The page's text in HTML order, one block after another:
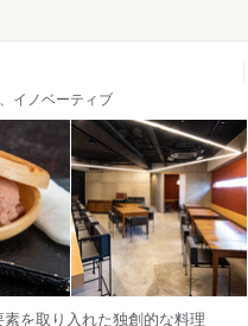
イノベーティブ
を取り入れた独創的な料理